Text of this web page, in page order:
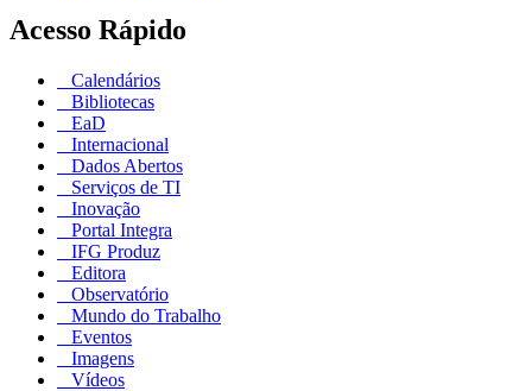
Acesso Rápido
Calendários
Bibliotecas
EaD
Internacional
Dados Abertos
Serviços de TI
Inovação
Portal Integra
IFG Produz
Editora
Observatório
Mundo do Trabalho
Eventos
Imagens
Vídeos